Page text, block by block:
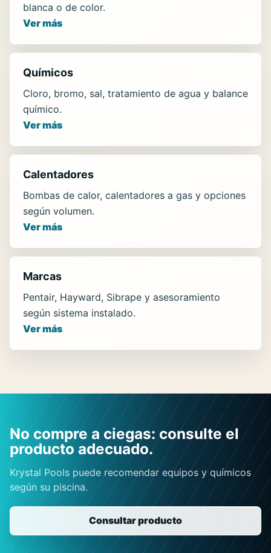
blanca o de color.
Ver más
Químicos
Cloro, bromo, sal, tratamiento de agua y balance
químico.
Ver más
Calentadores
Bombas de calor, calentadores a gas y opciones
según volumen.
Ver más
Marcas
Pentair, Hayward, Sibrape y asesoramiento
según sistema instalado.
Ver más
No compre a ciegas: consulte el
producto adecuado.
Krystal Pools puede recomendar equipos y químicos
según su piscina.
Consultar producto